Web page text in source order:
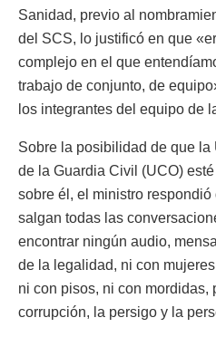
Sanidad, previo al
del SCS, lo justificó en que
complejo en el que
trabajo de conjunto, de
los integrantes del equipo de
Sobre la posibilidad de que la
de la Guardia Civil (UCO)
sobre él, el ministro
salgan todas las
encontrar ningún audio,
de la legalidad, ni con
ni con pisos, ni con mordidas,
corrupción, la persigo y la